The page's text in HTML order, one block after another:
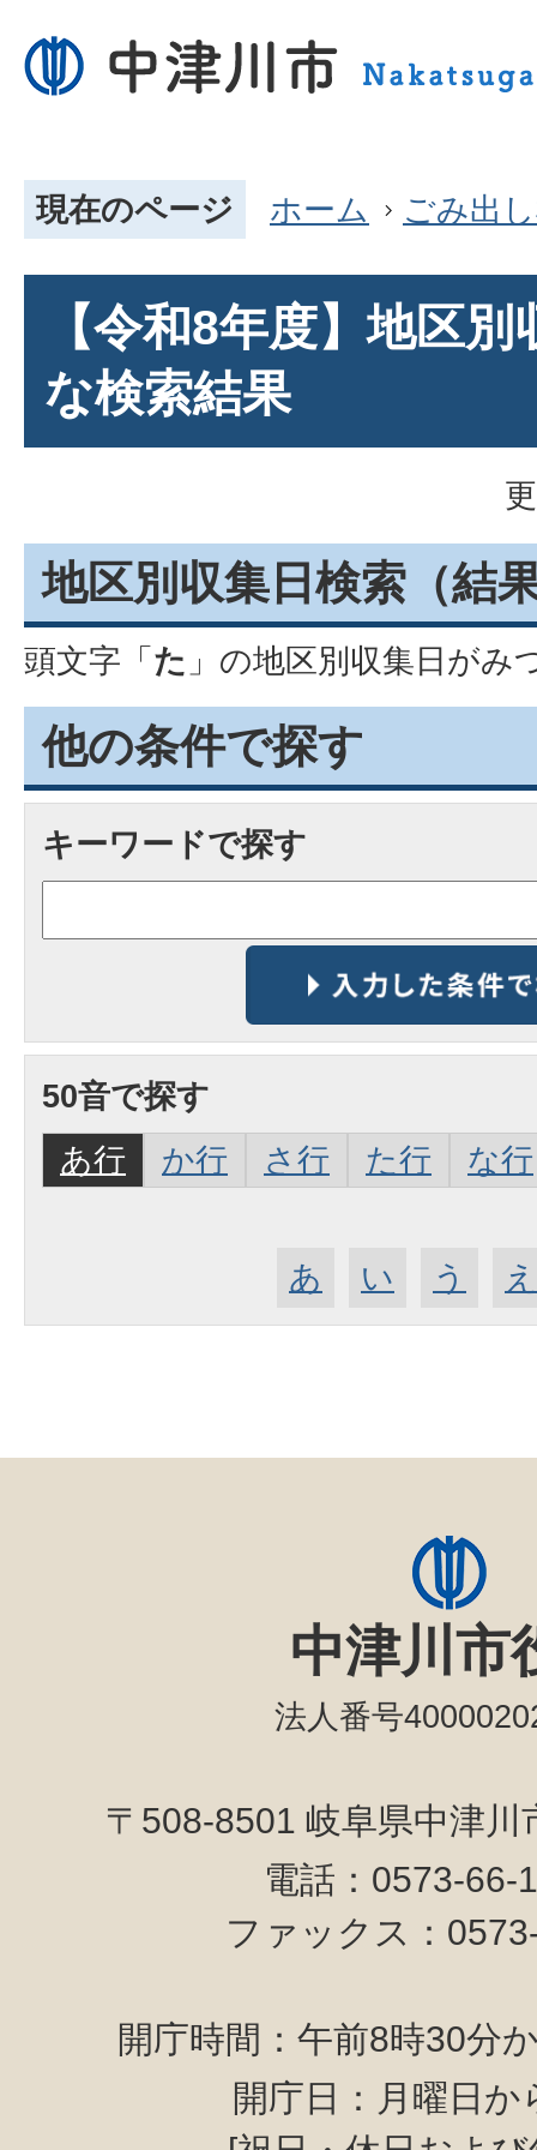
現在のページ ホーム ごみ出
【令和8年度】地区
な検索結果
地区別収集日検索 （結
頭文字「 た 」の地区別収集日がみ
他の条件で探す
キーワードで探す
50音で探す
あ行
か行 さ行 た行 な行
あ い う え
中津川市
法人番号
〒508-8501 岐阜県中津
電話：0573-
ファックス：
開庁時間：午前8時30分
開庁日：月曜日か